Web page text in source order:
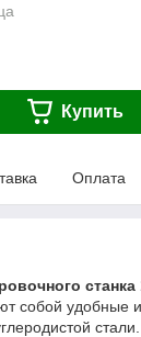
Купить
Оплата
собой удобные